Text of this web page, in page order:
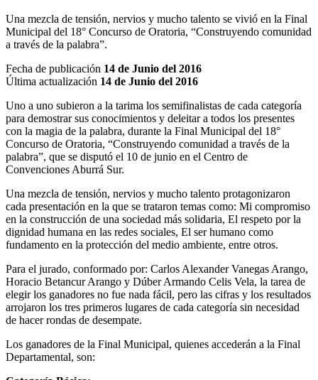
Una mezcla de tensión, nervios y mucho talento se vivió en la Final
Municipal del 18° Concurso de Oratoria, “Construyendo comunidad
a través de la palabra”.
Fecha de publicación 14 de Junio del 2016
Última actualización 14 de Junio del 2016
Uno a uno subieron a la tarima los semifinalistas de cada categoría
para demostrar sus conocimientos y deleitar a todos los presentes
con la magia de la palabra, durante la Final Municipal del 18°
Concurso de Oratoria, “Construyendo comunidad a través de la
palabra”, que se disputó el 10 de junio en el Centro de
Convenciones Aburrá Sur.
Una mezcla de tensión, nervios y mucho talento protagonizaron
cada presentación en la que se trataron temas como: Mi compromiso
en la construcción de una sociedad más solidaria, El respeto por la
dignidad humana en las redes sociales, El ser humano como
fundamento en la protección del medio ambiente, entre otros.
Para el jurado, conformado por: Carlos Alexander Vanegas Arango,
Horacio Betancur Arango y Dúber Armando Celis Vela, la tarea de
elegir los ganadores no fue nada fácil, pero las cifras y los resultados
arrojaron los tres primeros lugares de cada categoría sin necesidad
de hacer rondas de desempate.
Los ganadores de la Final Municipal, quienes accederán a la Final
Departamental, son: